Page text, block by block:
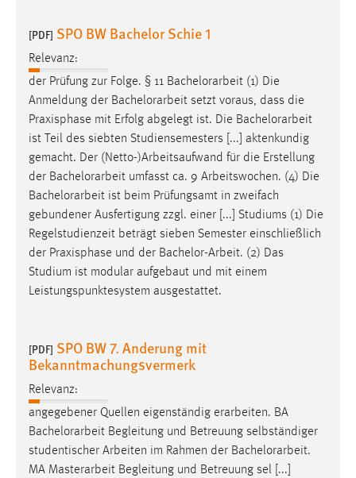
[PDF] SPO BW Bachelor Schie 1
Relevanz:
der Prüfung zur Folge. § 11 Bachelorarbeit (1) Die
Anmeldung der Bachelorarbeit setzt voraus, dass die
Praxisphase mit Erfolg abgelegt ist. Die Bachelorarbeit
ist Teil des siebten Studiensemesters [...] aktenkundig
gemacht. Der (Netto-)Arbeitsaufwand für die Erstellung
der Bachelorarbeit umfasst ca. 9 Arbeitswochen. (4) Die
Bachelorarbeit ist beim Prüfungsamt in zweifach
gebundener Ausfertigung zzgl. einer [...] Studiums (1) Die
Regelstudienzeit beträgt sieben Semester einschließlich
der Praxisphase und der Bachelor-Arbeit. (2) Das
Studium ist modular aufgebaut und mit einem
Leistungspunktesystem ausgestattet.
[PDF] SPO BW 7. Anderung mit
Bekanntmachungsvermerk
Relevanz:
angegebener Quellen eigenständig erarbeiten. BA
Bachelorarbeit Begleitung und Betreuung selbständiger
studentischer Arbeiten im Rahmen der Bachelorarbeit.
MA Masterarbeit Begleitung und Betreuung sel [...]